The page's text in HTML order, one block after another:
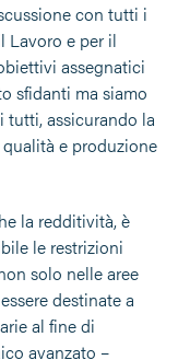
con tutti i
Lavoro e per il
assegnatici
sfidanti ma siamo
tutti, assicurando la
e produzione
la redditività, è
le restrizioni
solo nelle aree
destinate a
al fine di
avanzato –